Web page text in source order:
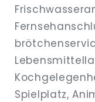
Spielplatz,